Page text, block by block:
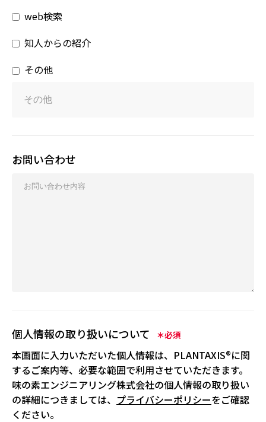
web検索
知人からの紹介
その他
お問い合わせ
個人情報の取り扱いについて ＊必須
本画面に入力いただいた個人情報は、PLANTAXIS®に関
するご案内等、必要な範囲で利用させていただきます。
味の素エンジニアリング株式会社の個人情報の取り扱い
の詳細につきましては、 プライバシーポリシーをご確認
ください。